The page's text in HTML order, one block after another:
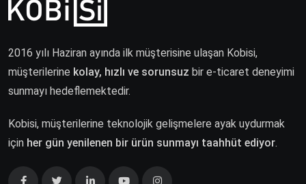
2016 yılı Haziran ayında ilk müşterisine ulaşan Kobisi,
müşterilerine kolay, hızlı ve sorunsuz bir e-ticaret deneyimi
sunmayı hedeflemektedir.
Kobisi, müşterilerine teknolojik gelişmelere ayak uydurmak
için her gün yenilenen bir ürün sunmayı taahhüt ediyor.